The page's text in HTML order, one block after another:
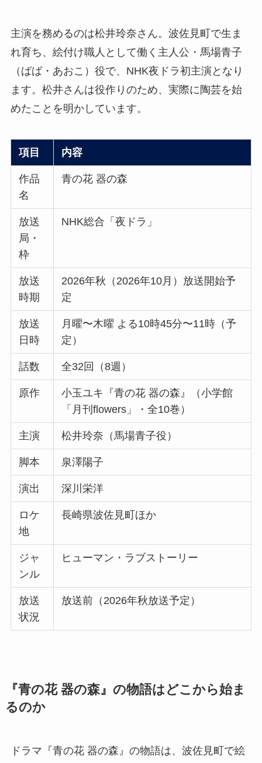
主演を務めるのは松井玲奈さん。波佐見町で生ま
れ育ち、絵付け職人として働く主人公・馬場青子
（ばば・あおこ）役で、NHK夜ドラ初主演となり
ます。松井さんは役作りのため、実際に陶芸を始
めたことを明かしています。
項目 内容
作品
名
青の花 器の森
放送
局・
枠
NHK総合「夜ドラ」
放送
時期
2026年秋（2026年10月）放送開始予
定
放送
日時
月曜〜木曜 よる10時45分〜11時（予
定）
話数 全32回（8週）
原作
小玉ユキ『青の花 器の森』（小学館
「月刊flowers」・全10巻）
主演 松井玲奈（馬場青子役）
脚本 泉澤陽子
演出 深川栄洋
ロケ
地
長崎県波佐見町ほか
ジャ
ンル
ヒューマン・ラブストーリー
放送
状況
放送前（2026年秋放送予定）
『青の花 器の森』の物語はどこから始ま
るのか
ドラマ『青の花 器の森』の物語は、波佐見町で絵